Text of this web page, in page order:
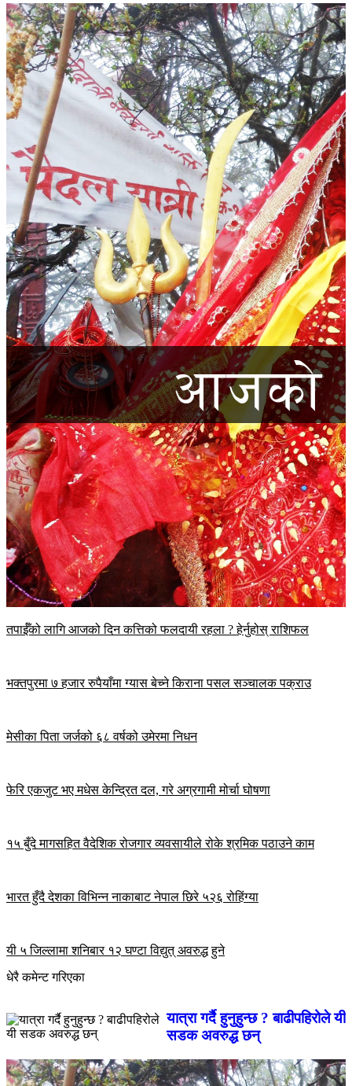
तपाईँको लागि आजको दिन कत्तिको फलदायी रहला ? हेर्नुहोस् राशिफल
भक्तपुरमा ७ हजार रुपैयाँमा ग्यास बेच्ने किराना पसल सञ्चालक पक्राउ
मेसीका पिता जर्जको ६८ वर्षको उमेरमा निधन
फेरि एकजुट भए मधेस केन्द्रित दल, गरे अग्रगामी मोर्चा घोषणा
१५ बुँदे मागसहित वैदेशिक रोजगार व्यवसायीले रोके श्रमिक पठाउने काम
भारत हुँदै देशका विभिन्न नाकाबाट नेपाल छिरे ५२६ रोहिंग्या
यी ५ जिल्लामा शनिबार १२ घण्टा विद्युत् अवरुद्ध हुने
धेरै कमेन्ट गरिएका
यात्रा गर्दै हुनुहुन्छ ? बाढीपहिरोले यी
सडक अवरुद्ध छन्